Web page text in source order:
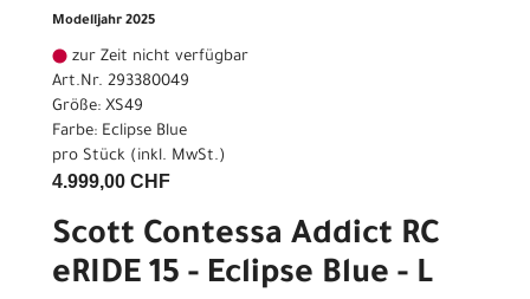
Modelljahr 2025
zur Zeit nicht verfügbar
Art.Nr. 293380049
Größe: XS49
Farbe: Eclipse Blue
pro Stück (inkl. MwSt.)
4.999,00 CHF
Scott Contessa Addict RC
eRIDE 15 - Eclipse Blue - L